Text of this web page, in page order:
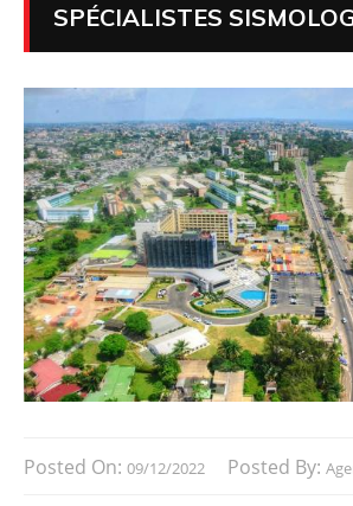
SPÉCIALISTES
Posted On: 09/12/2022 Posted By: